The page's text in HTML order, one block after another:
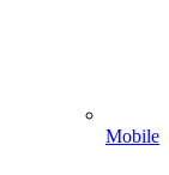
Mobile